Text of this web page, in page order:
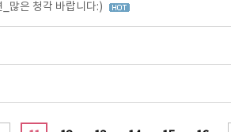
많은 청각 바랍니다:)